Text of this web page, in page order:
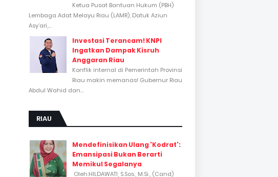
Ketua Pusat Bantuan Hukum (PBH)
Lembaga Adat Melayu Riau (LAMR), Datuk Aziun
Asy’ari,...
Investasi Terancam! KNPI
Ingatkan Dampak Kisruh
Anggaran Riau
Konflik internal di Pemerintah Provinsi
Riau makin memanas! Gubernur Riau
Abdul Wahid dan...
RIAU
Mendefinisikan Ulang 'Kodrat':
Emansipasi Bukan Berarti
Memikul Segalanya
Oleh:HILDAWATI, S.Sos., M.Si., (Cand)